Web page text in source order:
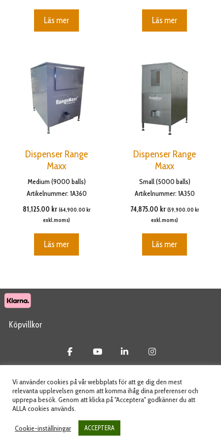
Läs mer Läs mer
Dispenser Range
Maxx
Medium (9000 balls)
Artikelnummer: 1A360
81,125.00 kr (64,900.00 kr
exkl.moms)
Läs mer
Dispenser Range
Maxx
Small (5000 balls)
Artikelnummer: 1A350
74,875.00 kr (59,900.00 kr
exkl.moms)
Läs mer
Köpvillkor
© 2026 Tidab AB - All Rights Reserved
Vi använder cookies på vår webbplats för att ge dig den mest
relevanta upplevelsen genom att komma ihåg dina preferenser och
upprepa besök. Genom att klicka på "Acceptera" godkänner du att
ALLA cookies används.
Cookie-inställningar ACCEPTERA